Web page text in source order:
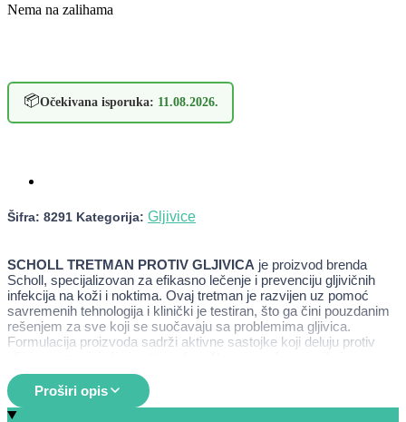
Nema na zalihama
📦Očekivana isporuka: 11.08.2026.
Šifra: 8291 Kategorija: Gljivice
SCHOLL TRETMAN PROTIV GLJIVICA je proizvod brenda
Scholl, specijalizovan za efikasno lečenje i prevenciju gljivičnih
infekcija na koži i noktima. Ovaj tretman je razvijen uz pomoć
savremenih tehnologija i klinički je testiran, što ga čini pouzdanim
rešenjem za sve koji se suočavaju sa problemima gljivica.
Formulacija proizvoda sadrži aktivne sastojke koji deluju protiv
nelagodnost. Scholl je poznat po svojim visokokvalitetnim
proizvodima za negu stopala, a ovaj tretman je još jedan korak ka
očuvanju zdravlja i udobnosti vaših stopala.
Proširi opis